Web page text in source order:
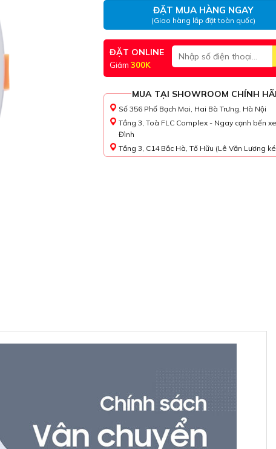
ĐẶT MUA HÀNG NGAY
(Giao hàng lắp đặt toàn quốc)
ĐẶT ONLINE
Giảm 300K
MUA TẠI SHOWROOM CHÍNH
Số 356 Phố Bạch Mai, Hai Bà Trưng, Hà Nội
Tầng 3, Toà FLC Complex - Ngay cạnh bến
Đình
Tầng 3, C14 Bắc Hà, Tố Hữu (Lê Văn Lương